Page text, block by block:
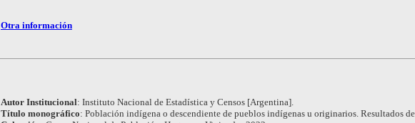
Otra información
Autor Institucional: Instituto Nacional de Estadística y Censos [Argentina].
Título monográfico: Población indígena o descendiente de pueblos indígenas u originarios. Resultados